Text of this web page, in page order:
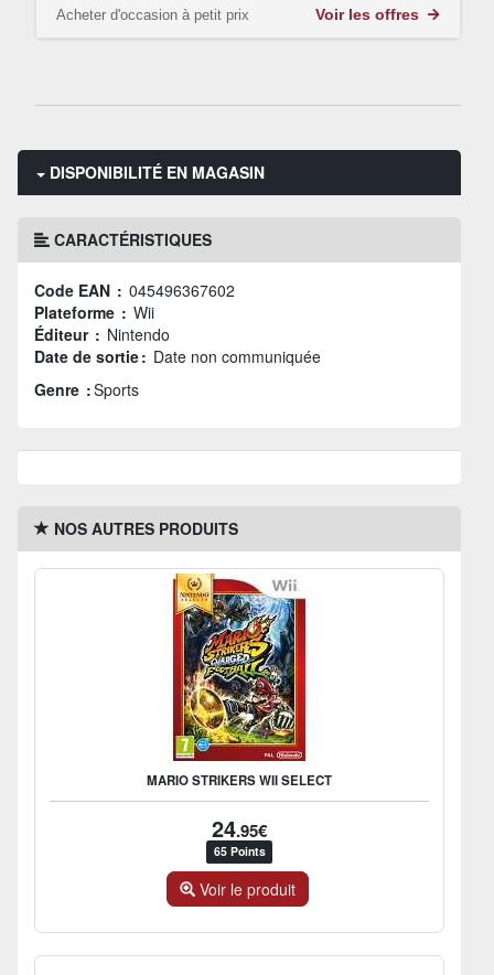
Acheter d'occasion à petit prix Voir les offres
DISPONIBILITÉ EN MAGASIN
CARACTÉRISTIQUES
Code EAN : 045496367602
Plateforme : Wii
Éditeur : Nintendo
Date de sortie : Date non communiquée
Genre :Sports
NOS AUTRES PRODUITS
MARIO STRIKERS WII SELECT
24.95€
65 Points
Voir le produit